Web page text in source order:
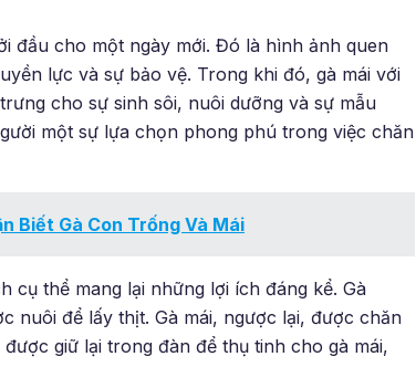
đầu cho một ngày mới. Đó là hình ảnh quen
lực và sự bảo vệ. Trong khi đó, gà mái với
cho sự sinh sôi, nuôi dưỡng và sự mẫu
một sự lựa chọn phong phú trong việc chăn
Biết Gà Con Trống Và Mái
cụ thể mang lại những lợi ích đáng kể. Gà
nuôi để lấy thịt. Gà mái, ngược lại, được chăn
giữ lại trong đàn để thụ tinh cho gà mái,